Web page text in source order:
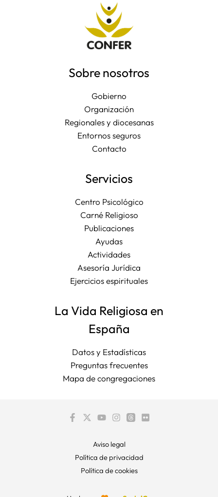
Sobre nosotros
Gobierno
Organización
Regionales y diocesanas
Entornos seguros
Contacto
Servicios
Centro Psicológico
Carné Religioso
Publicaciones
Ayudas
Actividades
Asesoría Jurídica
Ejercicios espirituales
La Vida Religiosa en
España
Datos y Estadísticas
Preguntas frecuentes
Mapa de congregaciones
Aviso legal
Política de privacidad
Política de cookies